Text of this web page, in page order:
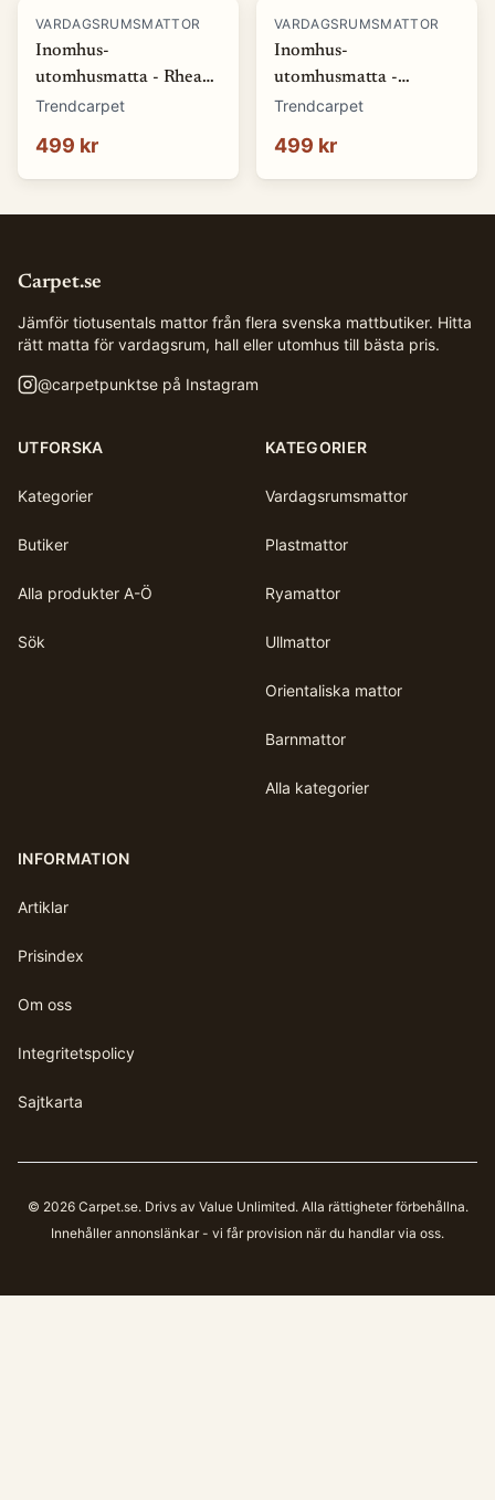
VARDAGSRUMSMATTOR
Inomhus-
utomhusmatta - Rhea
(natur) (Storlek: 80 x
Trendcarpet
499 kr
VARDAGSRUMSMATTOR
Inomhus-
utomhusmatta -
Somerville (blå)
Trendcarpet
499 kr
Carpet.se
Jämför tiotusentals mattor från flera svenska mattbutiker. Hitta
rätt matta för vardagsrum, hall eller utomhus till bästa pris.
@carpetpunktse på Instagram
UTFORSKA
Kategorier
Butiker
Alla produkter A-Ö
Sök
KATEGORIER
Vardagsrumsmattor
Plastmattor
Ryamattor
Ullmattor
Orientaliska mattor
Barnmattor
Alla kategorier
INFORMATION
Artiklar
Prisindex
Om oss
Integritetspolicy
Sajtkarta
© 2026 Carpet.se. Drivs av Value Unlimited. Alla rättigheter förbehållna.
Innehåller annonslänkar - vi får provision när du handlar via oss.